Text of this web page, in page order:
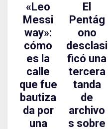
«Leo
Messi
way»:
cómo
es la
calle
que fue
bautiza
da por
una
El
Pentág
ono
desclasi
ficó una
tercera
tanda
de
archivo
s sobre